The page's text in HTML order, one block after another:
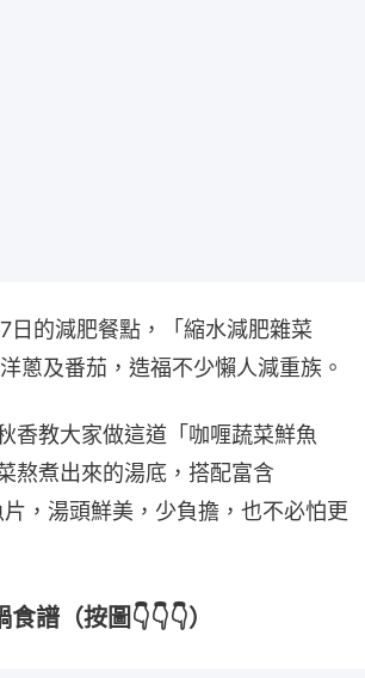
日的減肥餐點，「縮水減肥雜菜
蔥及番茄，造福不少懶人減重族。
香教大家做這道「咖喱蔬菜鮮魚
熬煮出來的湯底，搭配富含
，湯頭鮮美，少負擔，也不必怕更
譜（按圖👇👇👇）